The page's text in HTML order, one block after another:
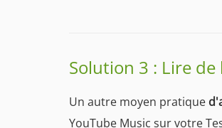
Solution 3 : Lire de
Un autre moyen pratique
YouTube Music sur votre